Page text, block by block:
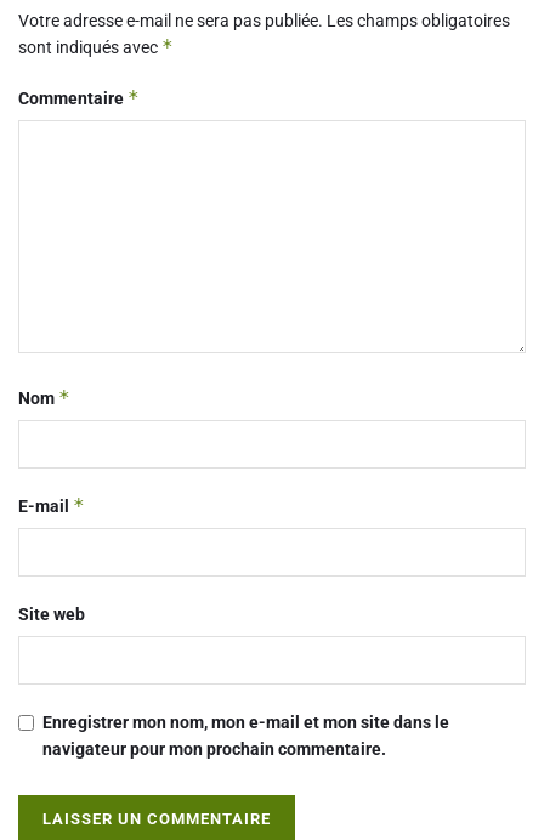
Votre adresse e-mail ne sera pas publiée. Les champs obligatoires
sont indiqués avec *
Commentaire *
Nom *
E-mail *
Site web
Enregistrer mon nom, mon e-mail et mon site dans le
navigateur pour mon prochain commentaire.